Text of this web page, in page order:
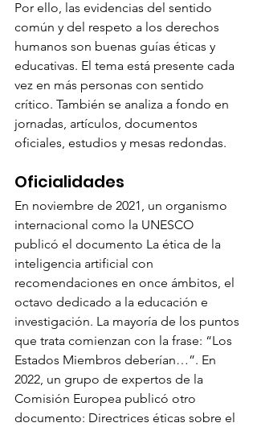
Por ello, las evidencias del sentido
común y del respeto a los derechos
humanos son buenas guías éticas y
educativas. El tema está presente cada
vez en más personas con sentido
crítico. También se analiza a fondo en
jornadas, artículos, documentos
oficiales, estudios y mesas redondas.
Oficialidades
En noviembre de 2021, un organismo
internacional como la UNESCO
publicó el documento La ética de la
inteligencia artificial con
recomendaciones en once ámbitos, el
octavo dedicado a la educación e
investigación. La mayoría de los puntos
que trata comienzan con la frase: “Los
Estados Miembros deberían…”. En
2022, un grupo de expertos de la
Comisión Europea publicó otro
documento: Directrices éticas sobre el